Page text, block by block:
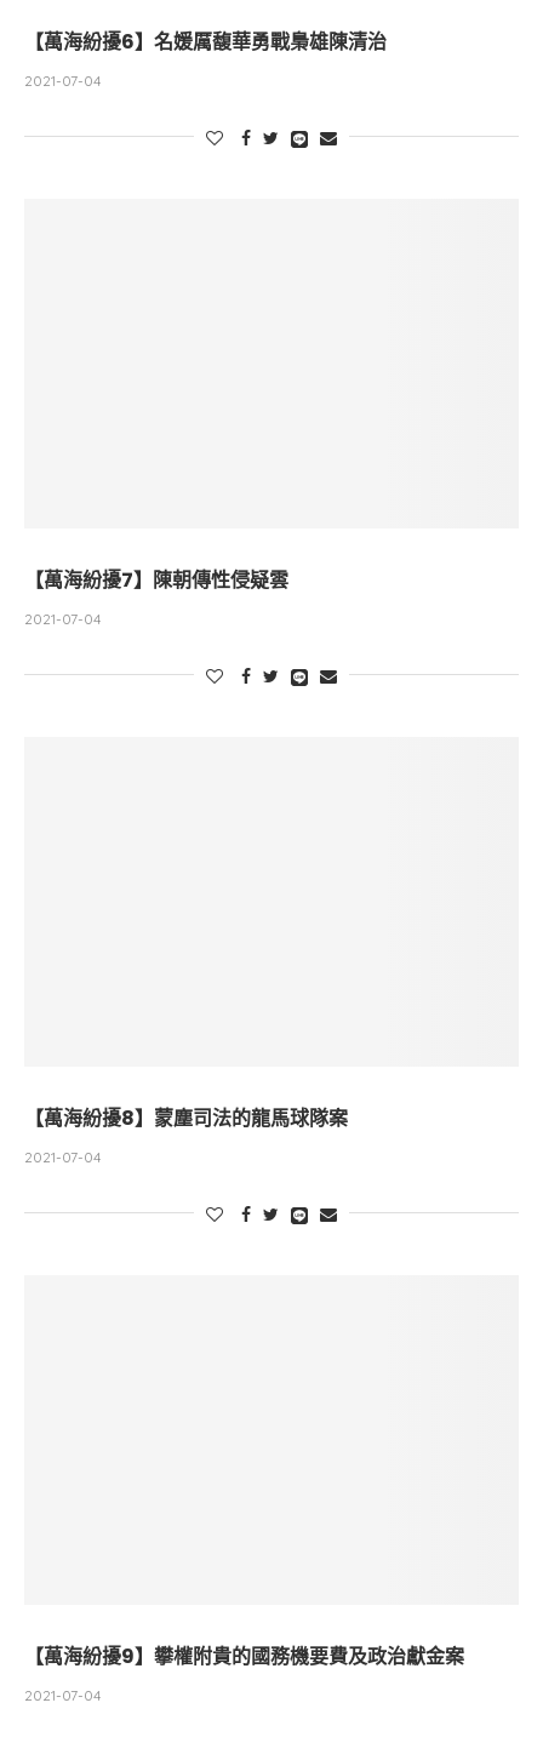
【萬海紛擾6】名媛厲馥華勇戰梟雄陳清治
2021-07-04
【萬海紛擾7】陳朝傳性侵疑雲
2021-07-04
【萬海紛擾8】蒙塵司法的龍馬球隊案
2021-07-04
【萬海紛擾9】攀權附貴的國務機要費及政治獻金案
2021-07-04